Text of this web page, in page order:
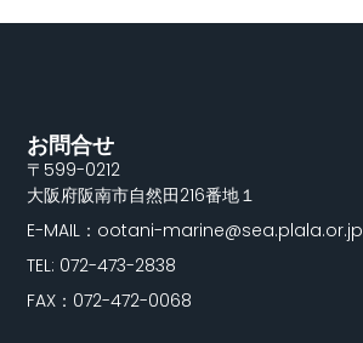
お問合せ
〒599-0212
大阪府阪南市自然田216番地１
E-MAIL：ootani-marine@sea.plala.or.jp
TEL: 072-473-2838
FAX：072-472-0068